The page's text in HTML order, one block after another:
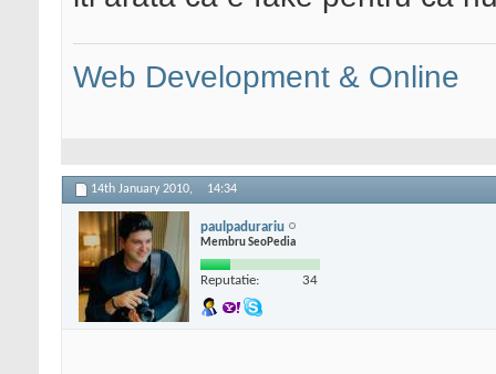
Web Development & Online
14th January 2010, 14:34
paulpadurariu
Membru SeoPedia
Reputatie: 34